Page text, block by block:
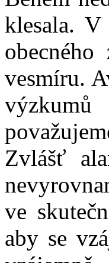
klesala. V
vesmíru.
Zvlášť
ve
aby se